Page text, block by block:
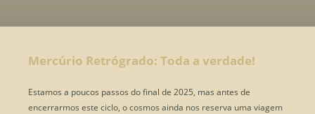
Mercúrio Retrógrado: Toda a verdade!
Estamos a poucos passos do final de 2025, mas antes de
encerrarmos este ciclo, o cosmos ainda nos reserva uma viagem